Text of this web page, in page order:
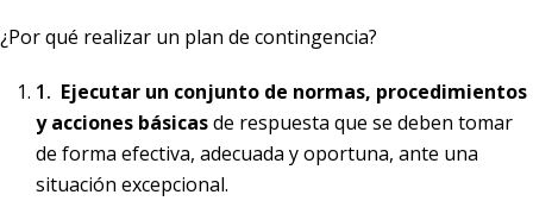
¿Por qué realizar un plan de contingencia?
Ejecutar un conjunto de normas, procedimientos
y acciones básicasde respuesta que se deben tomar
de forma efectiva, adecuada y oportuna, ante una
situación excepcional.